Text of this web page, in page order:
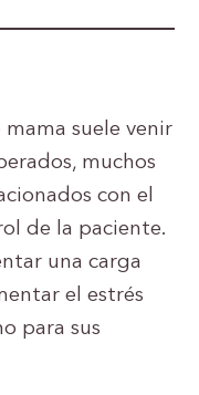
suele venir
muchos
con el
de la paciente.
una carga
el estrés
para sus